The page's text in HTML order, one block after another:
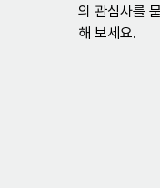
의 관심사를
해 보세요.